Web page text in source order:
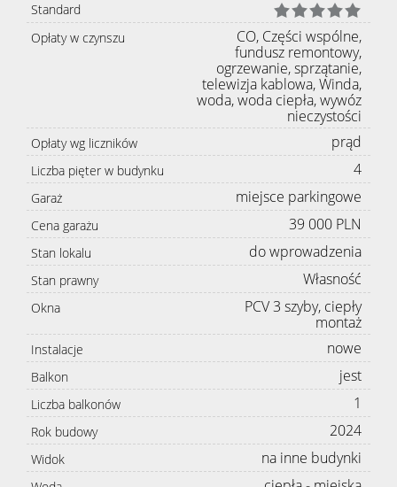
Standard
Opłaty w czynszu
CO, Części wspólne,
fundusz remontowy,
ogrzewanie, sprzątanie,
telewizja kablowa, Winda,
woda, woda ciepła, wywóz
nieczystości
Opłaty wg liczników prąd
Liczba pięter w budynku 4
Garaż miejsce parkingowe
Cena garażu 39 000 PLN
Stan lokalu do wprowadzenia
Stan prawny Własność
Okna
PCV 3 szyby, ciepły
montaż
Instalacje nowe
Balkon jest
Liczba balkonów 1
Rok budowy 2024
Widok na inne budynki